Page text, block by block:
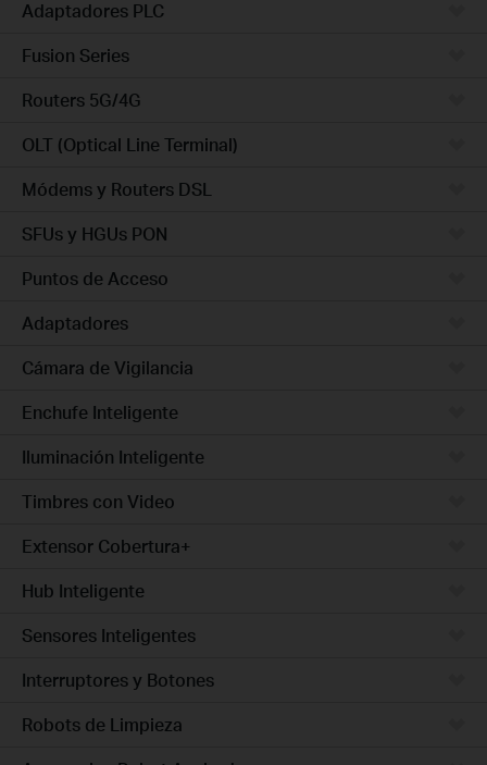
Adaptadores PLC
Fusion Series
Routers 5G/4G
OLT (Optical Line Terminal)
Módems y Routers DSL
SFUs y HGUs PON
Puntos de Acceso
Adaptadores
Cámara de Vigilancia
Enchufe Inteligente
Iluminación Inteligente
Timbres con Video
Extensor Cobertura+
Hub Inteligente
Sensores Inteligentes
Interruptores y Botones
Robots de Limpieza